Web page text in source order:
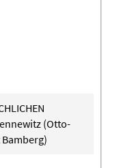
(Otto-